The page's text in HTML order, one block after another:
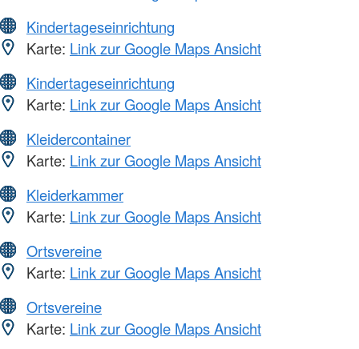
Kindertageseinrichtung
Karte: Link zur Google Maps Ansicht
Kindertageseinrichtung
Karte: Link zur Google Maps Ansicht
Kleidercontainer
Karte: Link zur Google Maps Ansicht
Kleiderkammer
Karte: Link zur Google Maps Ansicht
Ortsvereine
Karte: Link zur Google Maps Ansicht
Ortsvereine
Karte: Link zur Google Maps Ansicht